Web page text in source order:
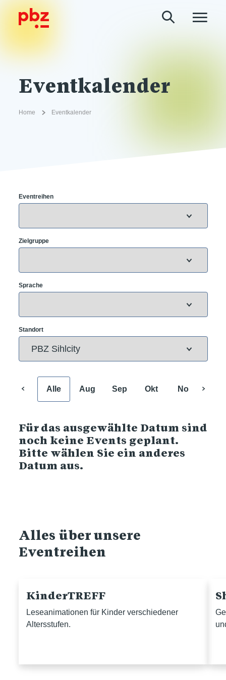
Eventkalender
Home Eventkalender
Eventreihen
Zielgruppe
Sprache
Standort
Alle Aug Sep Okt Nov
Für das ausgewählte Datum sind
noch keine Events geplant.
Bitte wählen Sie ein anderes
Datum aus.
Alles über unsere
Eventreihen
KinderTREFF
Leseanimationen für Kinder verschiedener
Altersstufen.